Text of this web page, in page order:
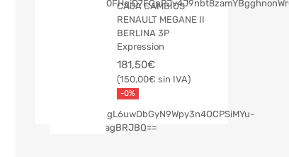
CAJA CAMBIOS
RENAULT MEGANE II
BERLINA 3P
Expression
181,50€
150,00€
-0%